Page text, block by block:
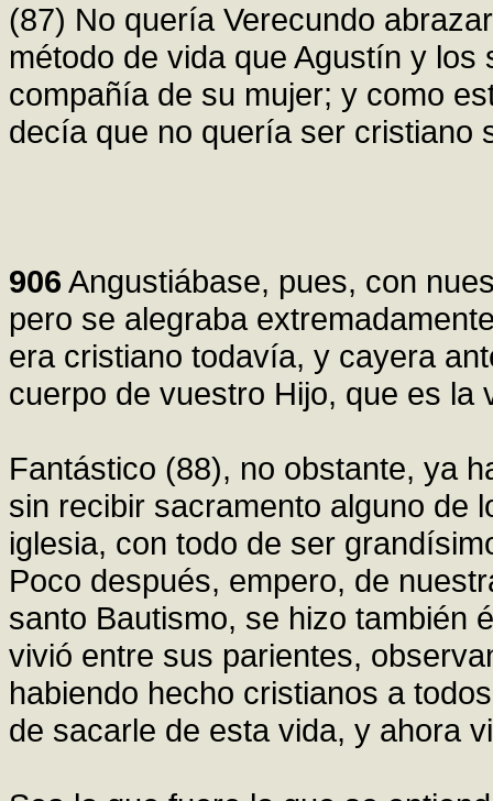
(87) No quería Verecundo
método de vida que Agustín y
compañía de su mujer; y como
decía que no quería ser cristiano
906 Angustiábase, pues, con
pero se alegraba
era cristiano todavía, y cayera
cuerpo de vuestro Hijo, que es
Fantástico (88), no obstante, ya
sin recibir sacramento alguno de
iglesia, con todo de ser
Poco después, empero, de
santo Bautismo, se hizo también
vivió entre sus parientes,
habiendo hecho cristianos a
de sacarle de esta vida, y ahora